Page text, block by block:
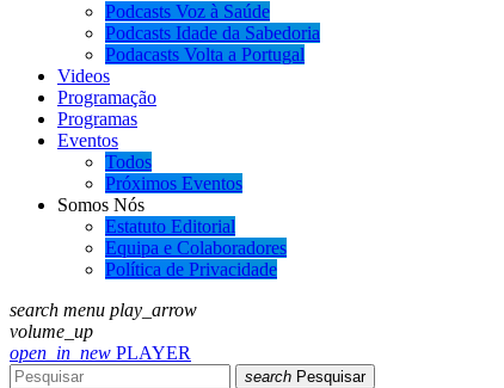
Podcasts Voz à Saúde
Podcasts Idade da Sabedoria
Podacasts Volta a Portugal
Videos
Programação
Programas
Eventos
Todos
Próximos Eventos
Somos Nós
Estatuto Editorial
Equipa e Colaboradores
Política de Privacidade
search menu play_arrow
volume_up
open_in_new PLAYER
search Pesquisar